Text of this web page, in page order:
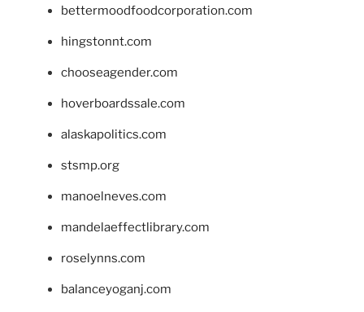
bettermoodfoodcorporation.com
hingstonnt.com
chooseagender.com
hoverboardssale.com
alaskapolitics.com
stsmp.org
manoelneves.com
mandelaeffectlibrary.com
roselynns.com
balanceyoganj.com